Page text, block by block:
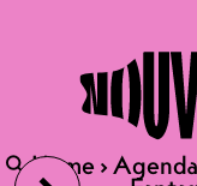
🔍Home ›Agenda
🔍Home ›Agenda
La